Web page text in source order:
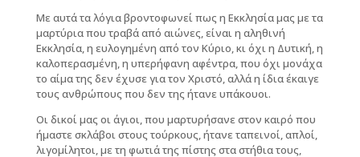
Με αυτά τα λόγια βροντοφωνεί πως η Εκκλησία μας με τα
μαρτύρια που τραβά από αιώνες, είναι η αληθινή
Εκκλησία, η ευλογημένη από τον Κύριο, κι όχι η Δυτική, η
καλοπερασμένη, η υπερήφανη αφέντρα, που όχι μονάχα
το αίμα της δεν έχυσε για τον Χριστό, αλλά η ίδια έκαιγε
τους ανθρώπους που δεν της ήτανε υπάκουοι.
Οι δικοί μας οι άγιοι, που μαρτυρήσανε στον καιρό που
ήμαστε σκλάβοι στους τούρκους, ήτανε ταπεινοί, απλοί,
λιγομίλητοι, με τη φωτιά της πίστης στα στήθια τους,